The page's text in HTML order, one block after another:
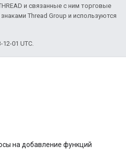
и связанные с ним торговые
Thread Group и используются
01 UTC.
на добавление функций